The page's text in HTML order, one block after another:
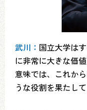
武川： 国立大学は
に非常に大きな価
意味では、これか
うな役割を果たし